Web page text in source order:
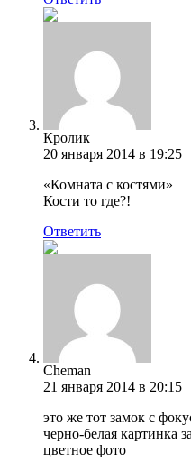
Кролик
20 января 2014 в 19:25
«Комната с костями»
Кости то где?!
Ответить
Cheman
21 января 2014 в 20:15
это же тот замок с
черно-белая картинка
цветное фото